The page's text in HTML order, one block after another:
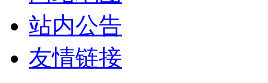
站内公告
友情链接